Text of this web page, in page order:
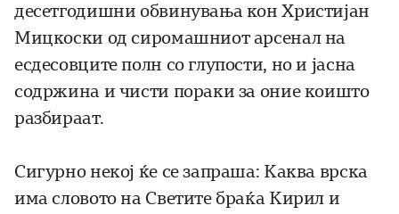
десетгодишни обвинувања кон Христијан
Мицкоски од сиромашниот арсенал на
есдесовците полн со глупости, но и јасна
содржина и чисти пораки за оние коишто
разбираат.
Сигурно некој ќе се запраша: Каква врска
има словото на Светите браќа Кирил и